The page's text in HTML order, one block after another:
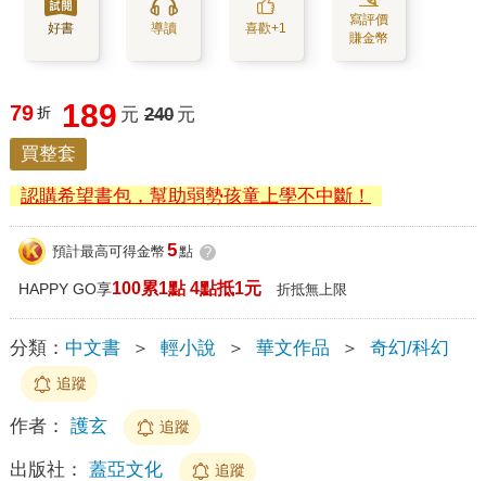
好書 導讀 喜歡+1
寫評價
賺金幣
79 折 189 元 240 元
買整套
認購希望書包，幫助弱勢孩童上學不中斷！
預計最高可得金幣 5點 ?
HAPPY GO享100累1點 4點抵1元 折抵無上限
分類： 中文書 ＞ 輕小說 ＞ 華文作品 ＞ 奇幻/科幻
追蹤
作者： 護玄 追蹤
出版社： 蓋亞文化 追蹤